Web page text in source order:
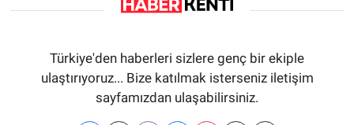
Türkiye'den haberleri sizlere genç bir ekiple
ulaştırıyoruz... Bize katılmak isterseniz iletişim
sayfamızdan ulaşabilirsiniz.